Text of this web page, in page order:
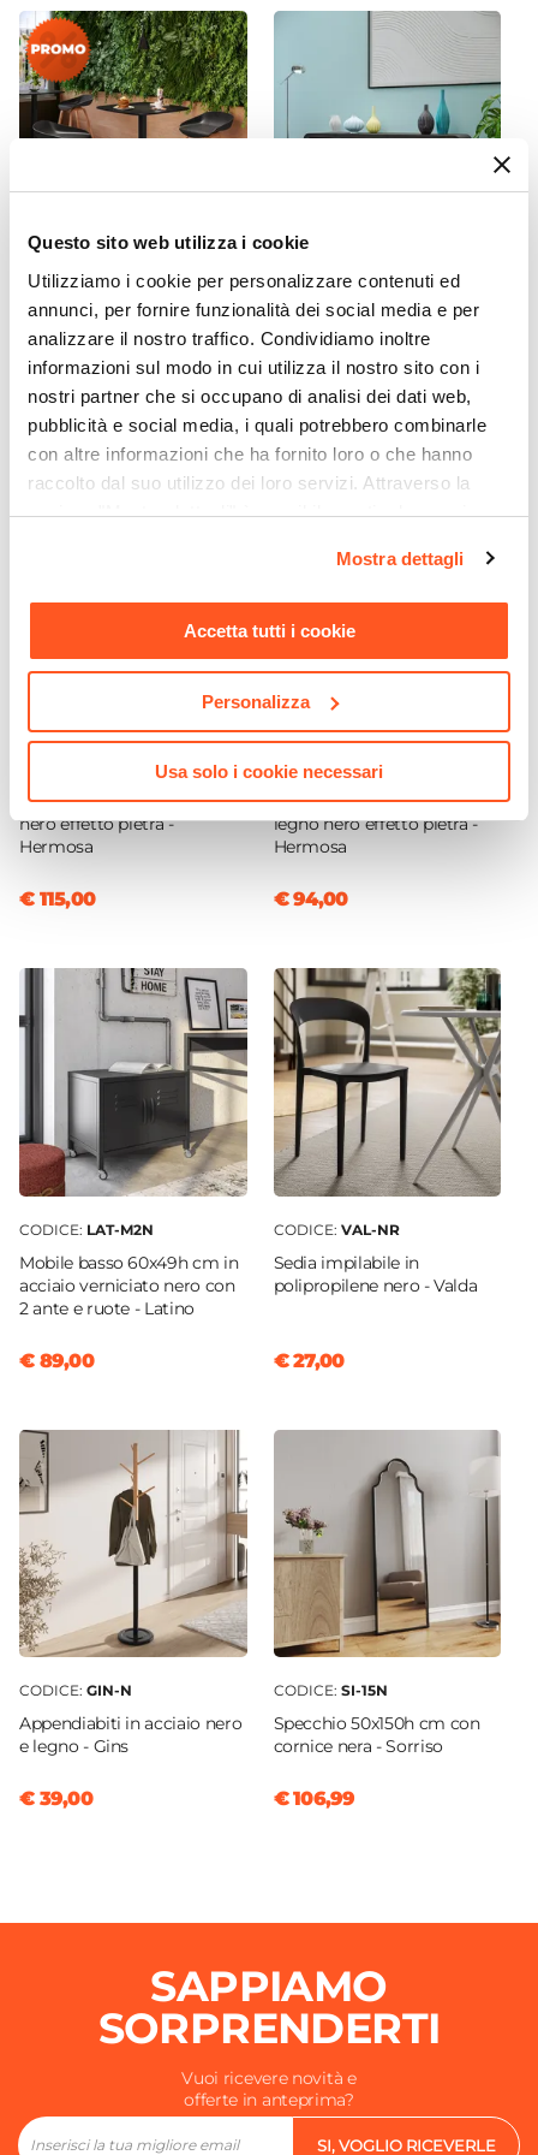
Questo sito web utilizza i cookie
Utilizziamo i cookie per personalizzare contenuti ed
annunci, per fornire funzionalità dei social media e per
analizzare il nostro traffico. Condividiamo inoltre
informazioni sul modo in cui utilizza il nostro sito con i
nostri partner che si occupano di analisi dei dati web,
pubblicità e social media, i quali potrebbero combinarle
con altre informazioni che ha fornito loro o che hanno
raccolto dal suo utilizzo dei loro servizi. Attraverso la
sezione "Mostra dettagli" è possibile gestire le proprie
momento. Per maggiori informazioni si invita a leggere la
nostraCookie Policy.
Mostra dettagli
Accetta tutti i cookie
Personalizza
Usa solo i cookie necessari
Dimensioni
43 x 43 cm
Altezza
84 cm
Metallo
Polipropilene
Colore Gambe
Nero
Colore Seduta
Nero
Trama
Tinta unita
Verniciatura
Verniciatura a polvere
CODICE: CAI-A6NN
Tavolo alto 60x60 cm top
nero con bordi arrotondati
con base in metallo nero -
Caio Round
€ 25,01 € 76,02 67,10%
CODICE: HM-13CN
Porta tv 130x50h cm in
legno nero effetto pietra -
Hermosa
€ 227,01
Libreria 60x80h cm in legno
nero effetto pietra -
Hermosa
€ 115,00
CODICE:HM-45CN
Comodino 45x55h cm in
legno nero effetto pietra -
Hermosa
€ 94,00
CODICE: LAT-M2N
Mobile basso 60x49h cm in
acciaio verniciato nero con
2 ante e ruote - Latino
€ 89,00
CODICE: VAL-NR
Sedia impilabile in
polipropilene nero - Valda
€ 27,00
CODICE: GIN-N
Appendiabiti in acciaio nero
e legno - Gins
€ 39,00
CODICE: SI-15N
Specchio 50x150h cm con
cornice nera - Sorriso
€ 106,99
SAPPIAMO
SORPRENDERTI
Vuoi ricevere novità e
offerte in anteprima?
SI, VOGLIO RICEVERLE